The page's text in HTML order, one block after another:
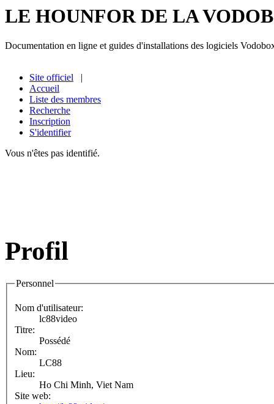
LE HOUNFOR DE LA
Documentation en ligne et guides d'installations des logiciels
Site officiel |
Accueil
Liste des membres
Recherche
Inscription
S'identifier
Vous n'êtes pas identifié.
Profil
Personnel
Nom d'utilisateur:
lc88video
Titre:
Possédé
Nom:
LC88
Lieu:
Ho Chi Minh, Viet Nam
Site web: